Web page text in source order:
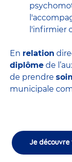
l'infirmier
En relation
diplôme de
de prendre soin
municipale
Je découvre